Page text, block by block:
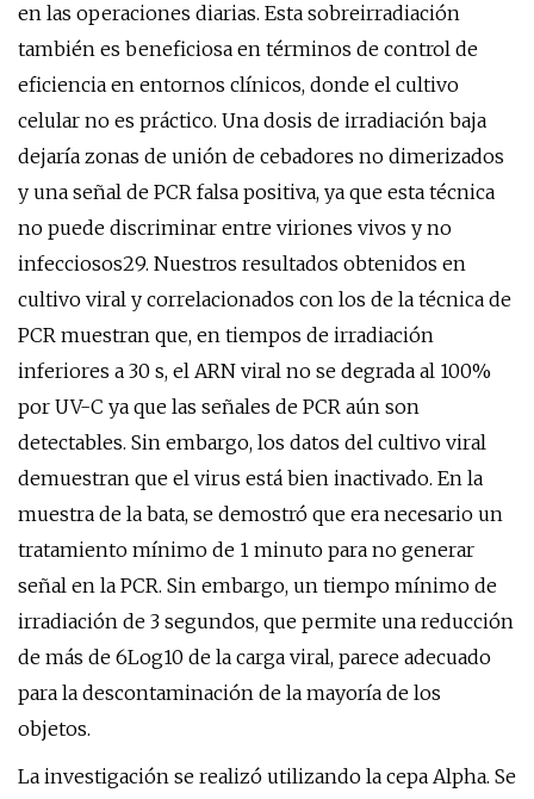
en las operaciones diarias. Esta sobreirradiación
también es beneficiosa en términos de control de
eficiencia en entornos clínicos, donde el cultivo
celular no es práctico. Una dosis de irradiación baja
dejaría zonas de unión de cebadores no dimerizados
y una señal de PCR falsa positiva, ya que esta técnica
no puede discriminar entre viriones vivos y no
infecciosos29. Nuestros resultados obtenidos en
cultivo viral y correlacionados con los de la técnica de
PCR muestran que, en tiempos de irradiación
inferiores a 30 s, el ARN viral no se degrada al 100%
por UV-C ya que las señales de PCR aún son
detectables. Sin embargo, los datos del cultivo viral
demuestran que el virus está bien inactivado. En la
muestra de la bata, se demostró que era necesario un
tratamiento mínimo de 1 minuto para no generar
señal en la PCR. Sin embargo, un tiempo mínimo de
irradiación de 3 segundos, que permite una reducción
de más de 6Log10 de la carga viral, parece adecuado
para la descontaminación de la mayoría de los
objetos.
La investigación se realizó utilizando la cepa Alpha. Se